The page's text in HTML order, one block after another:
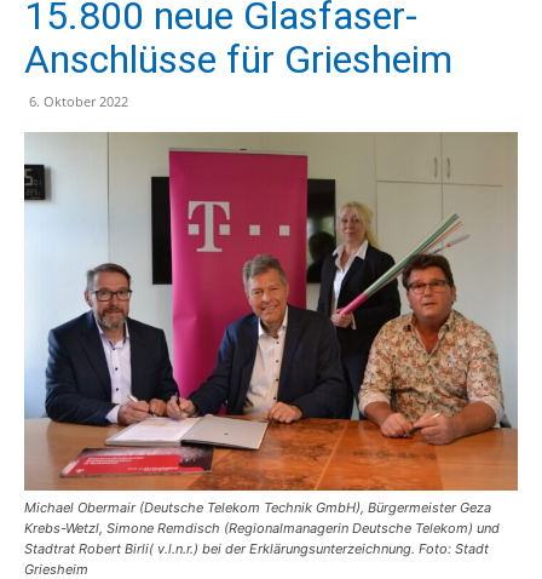
Verlag
15.800 neue Glasfaser-
Anschlüsse für Griesheim
6. Oktober 2022
Michael Obermair (Deutsche Telekom Technik GmbH), Bürgermeister Geza
Krebs-Wetzl, Simone Remdisch (Regionalmanagerin Deutsche Telekom) und
Stadtrat Robert Birli( v.l.n.r.) bei der Erklärungsunterzeichnung. Foto: Stadt
Griesheim